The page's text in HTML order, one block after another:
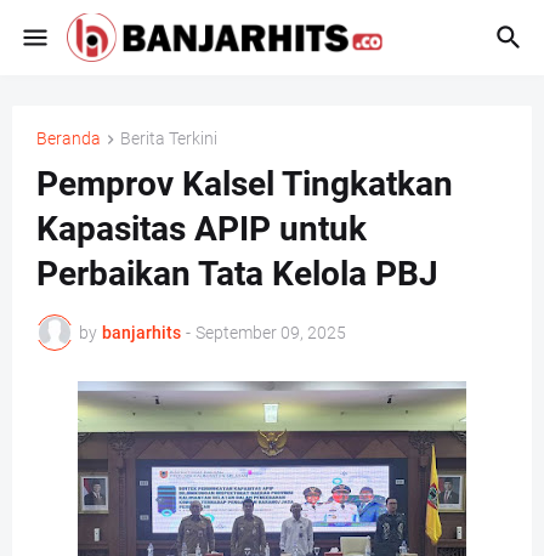
Beranda Berita Terkini
Pemprov Kalsel Tingkatkan
Kapasitas APIP untuk
Perbaikan Tata Kelola PBJ
by banjarhits - September 09, 2025